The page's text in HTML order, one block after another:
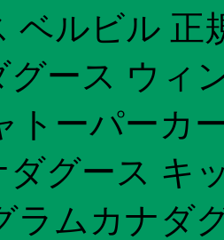
ベルビル 正
グース ウィ
トーパーカ
ダグース キ
ラムカナダ